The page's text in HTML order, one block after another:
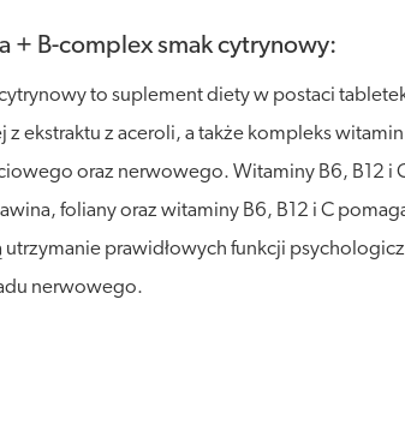
+ B-complex smak cytrynowy:
to suplement diety w postaci
ekstraktu z aceroli, a także kompleks
oraz nerwowego. Witaminy B6, B12 i
foliany oraz witaminy B6, B12 i C
prawidłowych funkcji
nerwowego.